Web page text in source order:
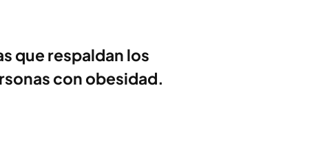
que respaldan los
con obesidad.